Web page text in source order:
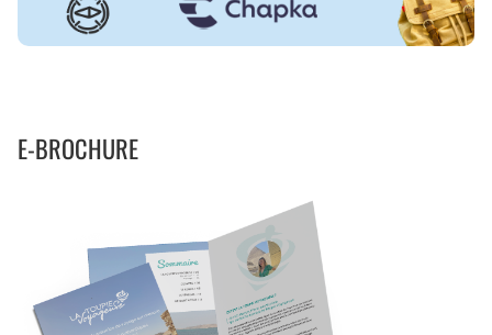
E-BROCHURE